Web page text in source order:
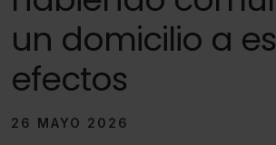
un domicilio a
efectos
26 MAYO 2026